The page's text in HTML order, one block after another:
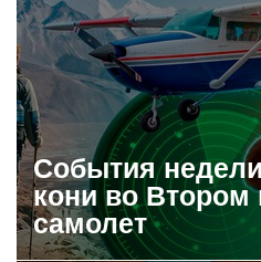
События
кони во
самолет